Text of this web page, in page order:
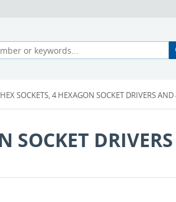
SOCKETS, 4 HEXAGON SOCKET DRIVERS
SOCKET